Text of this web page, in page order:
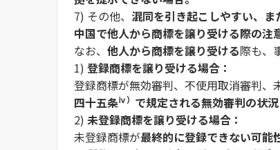
7) その他、 混同を引き起こしやすい、ま
中国で他人から商標を譲り受ける際の注
なお、 他人から商標を譲り受ける際も、
1) 登録商標を譲り受ける場合：
登録商標が無効審判、不使用取消審判、
四十五条ⅳ） で規定される無効審判の状
2) 未登録商標を譲り受ける場合：
未登録商標が最終的に登録できない可能